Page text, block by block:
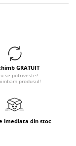
GRATUIT
se potriveste?
produsul!
imediata din stoc